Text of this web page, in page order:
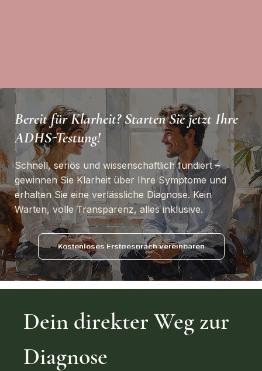
Bereit für Klarheit? Starten Sie jetzt Ihre
ADHS-Testung!
Schnell, seriös und wissenschaftlich fundiert –
gewinnen Sie Klarheit über Ihre Symptome und
erhalten Sie eine verlässliche Diagnose. Kein
Warten, volle Transparenz, alles inklusive.
Kostenloses Erstgespräch vereinbaren
Dein direkter Weg zur
Diagnose